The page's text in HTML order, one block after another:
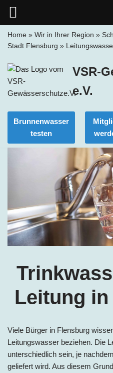
Inhalt
Home » Wir in Ihrer Region »
Stadt Flensburg »
VSR-
e.V.
Brunnenwasser
testen
Leitung
Viele Bürger in Flensburg
Leitungswasser beziehen. Die
unterschiedlich sein, je
geliefert wird. Aus diesem